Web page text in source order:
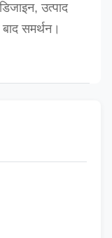
उत्पाद
समर्थन।